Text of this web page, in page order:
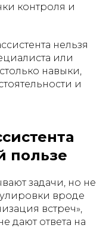
контроля и
нельзя
или
навыки,
и
пользе
задачи, но не
вроде
встреч»,
дают ответа на